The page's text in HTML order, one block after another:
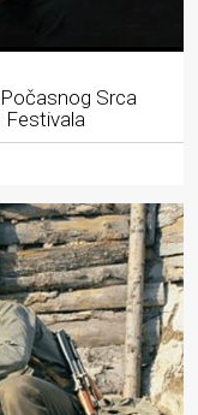
Srca
Festivala